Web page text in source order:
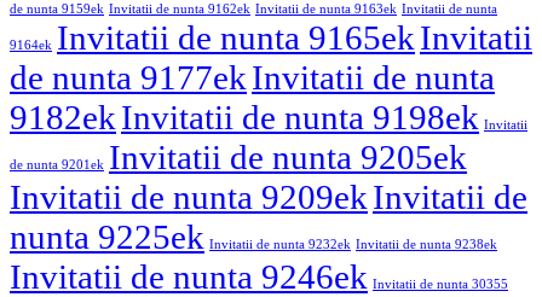
de nunta 9159ek Invitatii de nunta 9162ek Invitatii de nunta 9163ek Invitatii de nunta
9164ek Invitatii de nunta 9165ekInvitatii
de nunta 9177ekInvitatii de nunta
9182ekInvitatii de nunta 9198ek Invitatii
de nunta 9201ek Invitatii de nunta 9205ek
Invitatii de nunta 9209ekInvitatii de
nunta 9225ek Invitatii de nunta 9232ek Invitatii de nunta 9238ek
Invitatii de nunta 9246ek Invitatii de nunta 30355